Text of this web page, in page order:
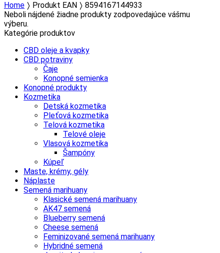
Home Produkt EAN
8594167144933
Neboli nájdené žiadne produkty zodpovedajúce vášmu
výberu.
Kategórie produktov
CBD oleje a kvapky
CBD potraviny
Čaje
Konopné semienka
Konopné produkty
Kozmetika
Detská kozmetika
Pleťová kozmetika
Telová kozmetika
Telové oleje
Vlasová kozmetika
Šampóny
Kúpeľ
Maste, krémy, gély
Náplaste
Semená marihuany
Klasické semená marihuany
AK47 semená
Blueberry semená
Cheese semená
Feminizované semená marihuany
Hybridné semená